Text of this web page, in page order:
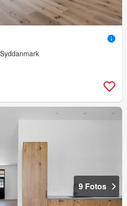
9 Fotos